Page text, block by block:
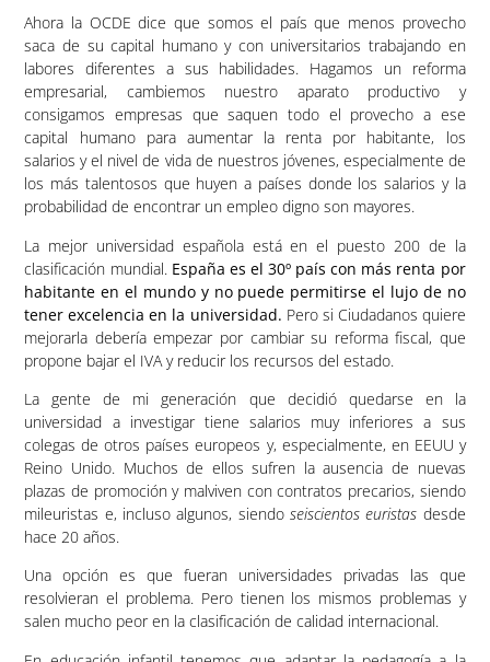
Ahora la OCDE dice que somos el país que menos provecho
saca de su capital humano y con universitarios trabajando en
labores diferentes a sus habilidades. Hagamos un reforma
empresarial, cambiemos nuestro aparato productivo y
consigamos empresas que saquen todo el provecho a ese
capital humano para aumentar la renta por habitante, los
salarios y el nivel de vida de nuestros jóvenes, especialmente de
los más talentosos que huyen a países donde los salarios y la
probabilidad de encontrar un empleo digno son mayores.
La mejor universidad española está en el puesto 200 de la
clasificación mundial. España es el 30º país con más renta por
habitante en el mundo y no puede permitirse el lujo de no
tener excelencia en la universidad. Pero si Ciudadanos quiere
mejorarla debería empezar por cambiar su reforma fiscal, que
propone bajar el IVA y reducir los recursos del estado.
La gente de mi generación que decidió quedarse en la
universidad a investigar tiene salarios muy inferiores a sus
colegas de otros países europeos y, especialmente, en EEUU y
Reino Unido. Muchos de ellos sufren la ausencia de nuevas
plazas de promoción y malviven con contratos precarios, siendo
mileuristas e, incluso algunos, siendo seiscientos euristas desde
hace 20 años.
Una opción es que fueran universidades privadas las que
resolvieran el problema. Pero tienen los mismos problemas y
salen mucho peor en la clasificación de calidad internacional.